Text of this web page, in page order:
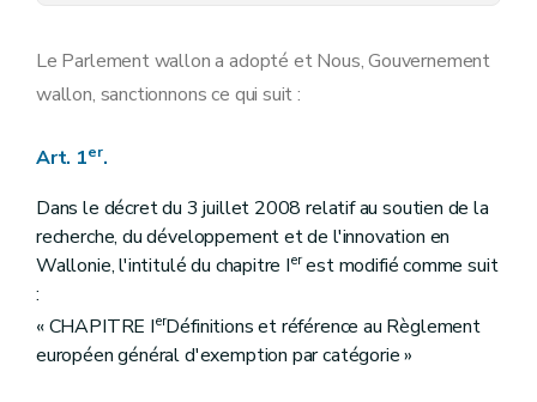
Art. 21
Art. 23
Art. 25
Art. 26
Art. 28
Art. 29
Art. 30
Art. 31
Art. 33
Art. 34
Art. 35
Le Parlement wallon a adopté et Nous, Gouvernement
wallon, sanctionnons ce qui suit :
Art. 1er.
Dans le décret du 3 juillet 2008 relatif au soutien de la
recherche, du développement et de l'innovation en
Wallonie, l'intitulé du chapitre Ierest modifié comme suit
:
« CHAPITRE IerDéfinitions et référence au Règlement
européen général d'exemption par catégorie »